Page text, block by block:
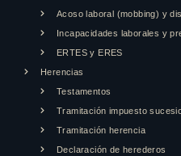
Acoso laboral (mobbing) y
Incapacidades laborales y
ERTES y ERES
Herencias
Testamentos
Tramitación impuesto
Tramitación herencia
Declaración de herederos